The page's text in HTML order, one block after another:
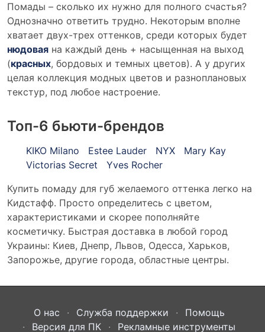
Помады – сколько их нужно для полного счастья?
Однозначно ответить трудно. Некоторым вполне
хватает двух-трех оттенков, среди которых будет
нюдовая на каждый день + насыщенная на выход
(красных, бордовых и темных цветов). А у других
целая коллекция модных цветов и разноплановых
текстур, под любое настроение.
Топ-6 бьюти-брендов
KIKO Milano Estee Lauder NYX
Mary Kay
Victorias Secret
Yves Rocher
Купить помаду для губ желаемого оттенка легко на
Кидстафф. Просто определитесь с цветом,
характеристиками и скорее пополняйте
косметичку. Быстрая доставка в любой город
Украины: Киев, Днепр, Львов, Одесса, Харьков,
Запорожье, другие города, областные центры.
О нас Служба поддержки
Помощь
Версия для ПК
Рекламные инструменты